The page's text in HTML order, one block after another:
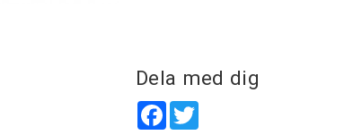
Dela med dig
Facebook